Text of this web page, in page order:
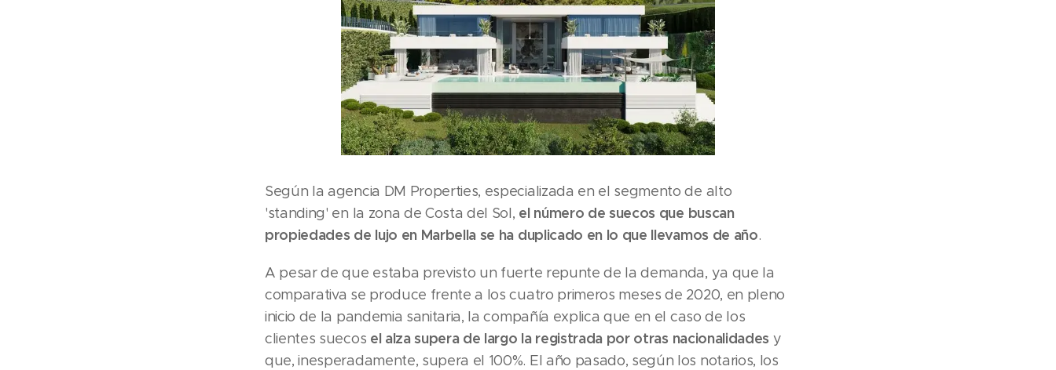
Según la agencia DM Properties, especializada en el segmento de alto
'standing' en la zona de Costa del Sol, el número de suecos que buscan
propiedades de lujo en Marbella se ha duplicado en lo que llevamos de año.
A pesar de que estaba previsto un fuerte repunte de la demanda, ya que la
comparativa se produce frente a los cuatro primeros meses de 2020, en pleno
inicio de la pandemia sanitaria, la compañía explica que en el caso de los
clientes suecos el alza supera de largo la registrada por otras nacionalidades y
que, inesperadamente, supera el 100%. El año pasado, según los notarios, los